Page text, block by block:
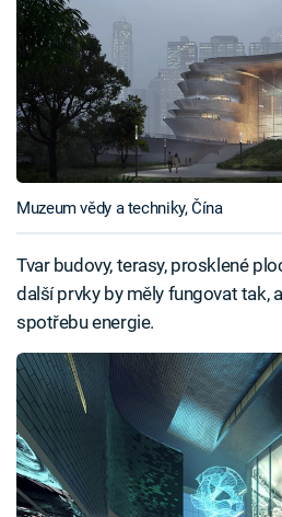
Muzeum vědy a techniky, Čína
Tvar budovy, terasy, prosklené
další prvky by měly fungovat tak,
spotřebu energie.